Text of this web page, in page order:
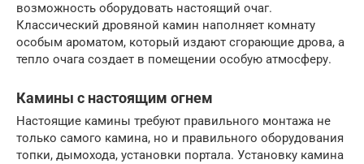
возможность оборудовать настоящий очаг.
Классический дровяной камин наполняет комнату
особым ароматом, который издают сгорающие дрова, а
тепло очага создает в помещении особую атмосферу.
Камины с настоящим огнем
Настоящие камины требуют правильного монтажа не
только самого камина, но и правильного оборудования
топки, дымохода, установки портала. Установку камина